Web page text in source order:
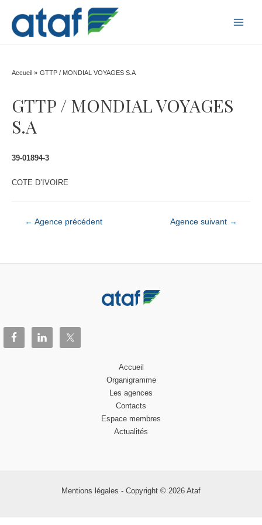
Accueil GTTP / MONDIAL VOYAGES S.A
GTTP / MONDIAL VOYAGES
S.A
39-01894-3
COTE D’IVOIRE
Navigation
l’article
← Agence précédent Agence suivant →
Accueil
Organigramme
Les agences
Contacts
Espace membres
Actualités
Mentions légales - Copyright © 2026 Ataf